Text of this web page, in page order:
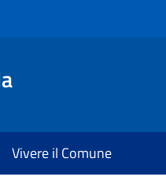
Vivere il Comune